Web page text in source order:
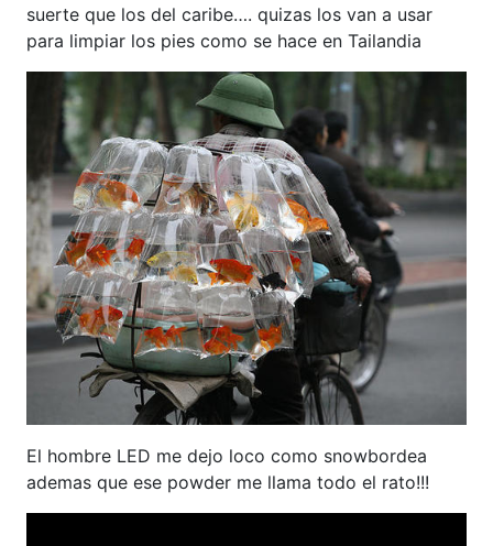
suerte que los del caribe…. quizas los van a usar
para limpiar los pies como se hace en Tailandia
El hombre LED me dejo loco como snowbordea
ademas que ese powder me llama todo el rato!!!